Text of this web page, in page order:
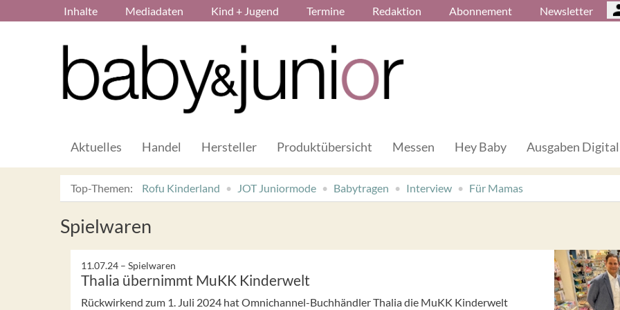
Inhalte Mediadaten Kind + Jugend Termine Redaktion Abonnement Newsletter
Aktuelles Handel Hersteller Produktübersicht Messen Hey Baby Ausgaben Digital
Top-Themen: Rofu Kinderland JOT Juniormode Babytragen Interview Für Mamas
Spielwaren
11.07.24 – Spielwaren
Thalia übernimmt MuKK Kinderwelt
Rückwirkend zum 1. Juli 2024 hat Omnichannel-Buchhändler Thalia die MuKK Kinderwelt